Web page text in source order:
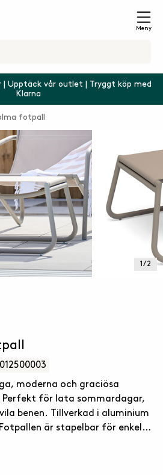
Meny
| Upptäck vår outlet | Tryggt köp med
Klarna
fotpall
1 / 2
moderna och graciösa
Perfekt för lata sommardagar,
benen. Tillverkad i aluminium
är stapelbar för enkel